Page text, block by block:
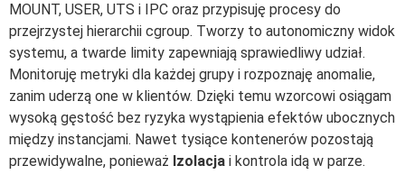
MOUNT, USER, UTS i IPC oraz przypisuję procesy do
przejrzystej hierarchii cgroup. Tworzy to autonomiczny widok
systemu, a twarde limity zapewniają sprawiedliwy udział.
Monitoruję metryki dla każdej grupy i rozpoznaję anomalie,
zanim uderzą one w klientów. Dzięki temu wzorcowi osiągam
wysoką gęstość bez ryzyka wystąpienia efektów ubocznych
między instancjami. Nawet tysiące kontenerów pozostają
przewidywalne, ponieważ Izolacja i kontrola idą w parze.